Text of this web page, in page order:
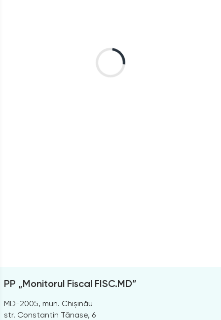
PP „Monitorul Fiscal FISC.MD”
MD-2005, mun. Chișinău
str. Constantin Tănase, 6